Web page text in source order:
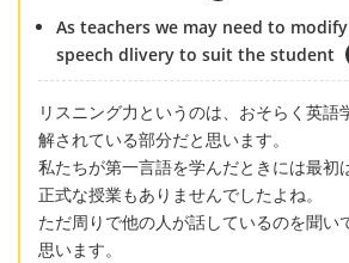
As teachers we may need to
speech dlivery to suit the student
リスニング力というのは、おそらく英語
解されている部分だと思います。
私たちが第一言語を学んだときには最初
正式な授業もありませんでしたよね。
ただ周りで他の人が話しているのを聞い
思います。